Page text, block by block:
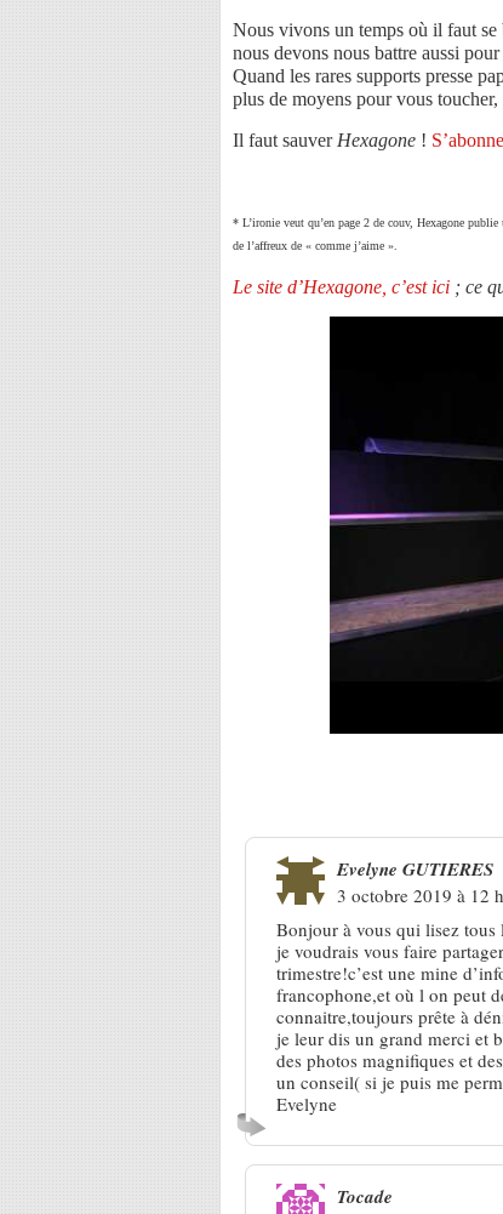
Nous vivons un temps où il faut
nous devons nous battre aussi
Quand les rares supports presse
plus de moyens pour vous
Il faut sauver Hexagone !
* L’ironie veut qu’en page 2 de couv, Hexagone
de l’affreux de « comme j’aime ».
Le site d’Hexagone, c’est ici ; ce
Evelyne GUTIERES
3 octobre 2019 à 12
Bonjour à vous qui lisez tous
je voudrais vous faire
trimestre!c’est une mine
francophone,et où l on peut
connaitre,toujours prête à
je leur dis un grand merci et
des photos magnifiques et
un conseil( si je puis me
Evelyne
Tocade